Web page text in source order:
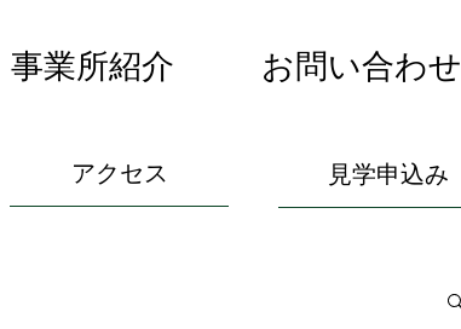
事業所紹介 お問い合わせ
アクセス 見学申込み